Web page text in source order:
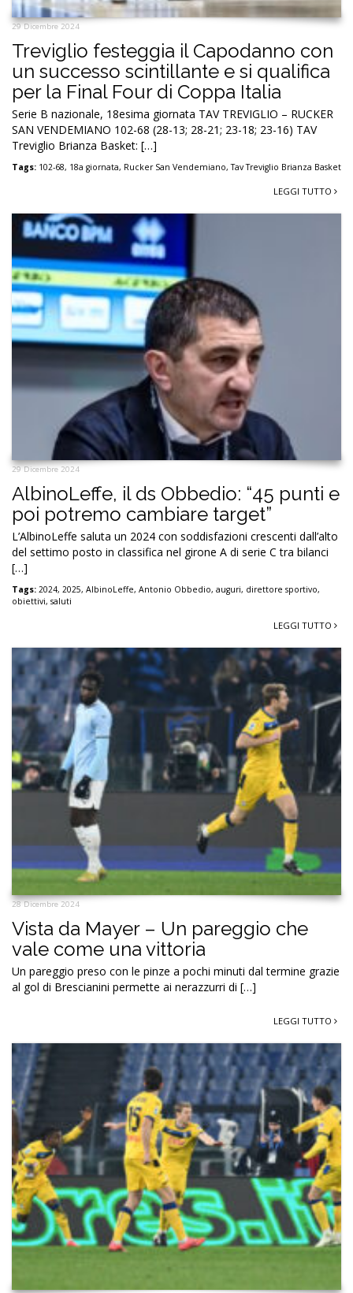
29 Dicembre 2024
Treviglio festeggia il Capodanno con
un successo scintillante e si qualifica
per la Final Four di Coppa Italia
Serie B nazionale, 18esima giornata TAV TREVIGLIO – RUCKER
SAN VENDEMIANO 102-68 (28-13; 28-21; 23-18; 23-16) TAV
Treviglio Brianza Basket: […]
Tags: 102-68, 18a giornata, Rucker San Vendemiano,Tav Treviglio Brianza Basket
LEGGI TUTTO
29 Dicembre 2024
AlbinoLeffe, il ds Obbedio: “45 punti e
poi potremo cambiare target”
L’AlbinoLeffe saluta un 2024 con soddisfazioni crescenti dall’alto
del settimo posto in classifica nel girone A di serie C tra bilanci
[…]
Tags: 2024, 2025, AlbinoLeffe, Antonio Obbedio, auguri, direttore sportivo,
obiettivi, saluti
LEGGI TUTTO
28 Dicembre 2024
Vista da Mayer – Un pareggio che
vale come una vittoria
Un pareggio preso con le pinze a pochi minuti dal termine grazie
al gol di Brescianini permette ai nerazzurri di […]
LEGGI TUTTO